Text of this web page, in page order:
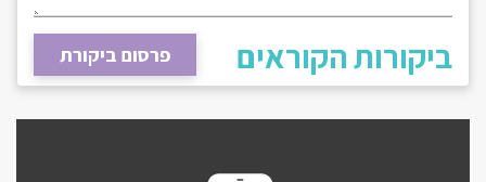
פרסום ביקורת ביקורות הקוראים